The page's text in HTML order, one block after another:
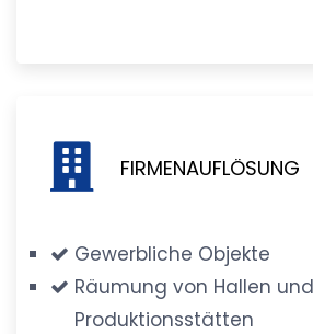
FIRMENAUFLÖSUNG
Gewerbliche Objekte
Räumung von Hallen und
Produktionsstätten